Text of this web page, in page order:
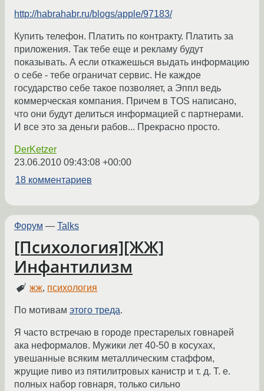
http://habrahabr.ru/blogs/apple/97183/
Купить телефон. Платить по контракту. Платить за
приложения. Так тебе еще и рекламу будут
показывать. А если откажешься выдать информацию
о себе - тебе ограничат сервис. Не каждое
государство себе такое позволяет, а Эппл ведь
коммерческая компания. Причем в TOS написано,
что они будут делиться информацией с партнерами.
И все это за деньги рабов... Прекрасно просто.
DerKetzer
23.06.2010 09:43:08 +00:00
18 комментариев
Форум — Talks
[Психология][ЖЖ]
Инфантилизм
жж, психология
По мотивам этого треда.
Я часто встречаю в городе престарелых говнарей
ака неформалов. Мужики лет 40-50 в косухах,
увешанные всяким металлическим стаффом,
жрущие пиво из пятилитровых канистр и т. д. Т. е.
полных набор говнаря, только сильно